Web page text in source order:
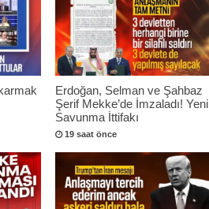
Erdoğan, Selman ve Şahbaz
Şerif Mekke’de İmzaladı! Yeni
Savunma İttifakı
19 saat önce